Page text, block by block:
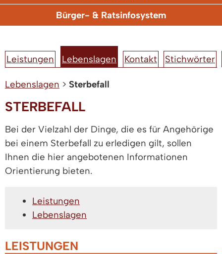
Bürger- & Ratsinfosystem
Leistungen Lebenslagen Kontakt Stichwörter
Lebenslagen > Sterbefall
STERBEFALL
Bei der Vielzahl der Dinge, die es für Angehörige
bei einem Sterbefall zu erledigen gilt, sollen
Ihnen die hier angebotenen Informationen
Orientierung bieten.
Leistungen
Lebenslagen
LEISTUNGEN